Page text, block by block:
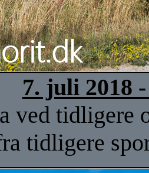
7. juli 2018
ved tidligere
tidligere